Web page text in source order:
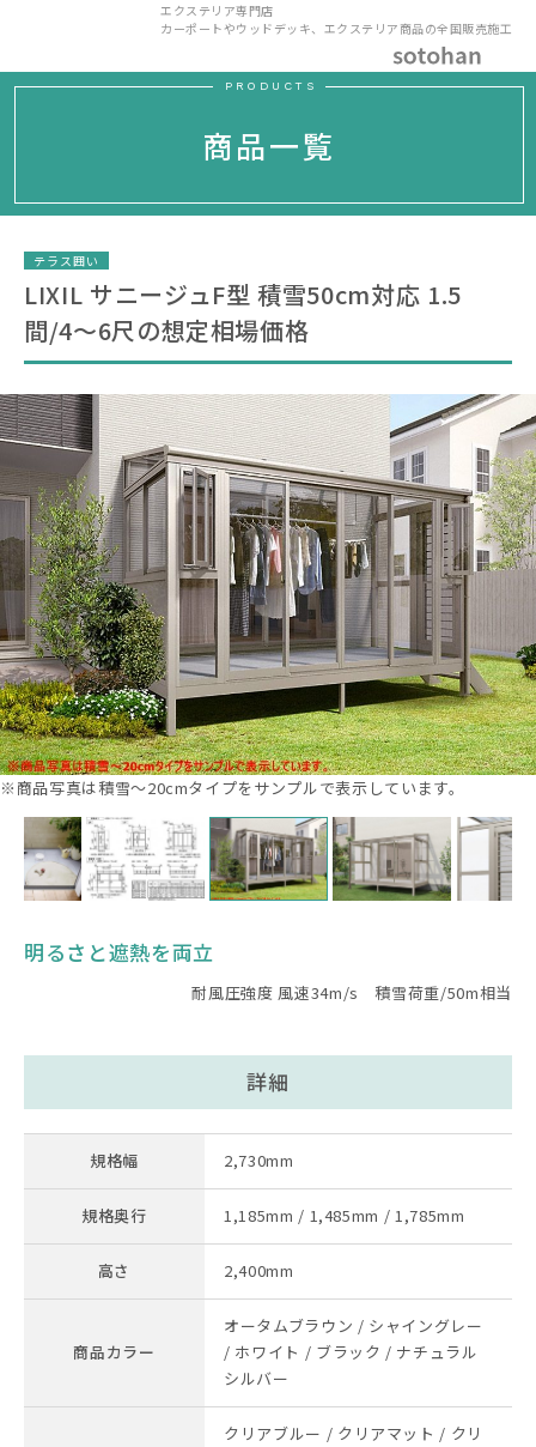
エクステリア専門店
カーポートやウッドデッキ、エクステリア商品の全国販売施工
PRODUCTS
商品一覧
テラス囲い
LIXIL サニージュF型 積雪50cm対応 1.5
間/4〜6尺の想定相場価格
※商品写真は積雪～20cmタイプをサンプルで表示しています。
明るさと遮熱を両立
耐風圧強度 風速34m/s 積雪荷重/50m相当
詳細
規格幅 2,730mm
規格奥行 1,185mm / 1,485mm / 1,785mm
高さ 2,400mm
商品カラー
オータムブラウン / シャイングレー
/ ホワイト / ブラック / ナチュラル
シルバー
クリアブルー / クリアマット / クリ